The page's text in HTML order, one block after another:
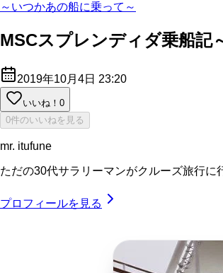
～いつかあの船に乗って～
MSCスプレンディダ乗船記
2019年10月4日 23:20
いいね！ 0
0件のいいねを見る
mr. itufune
ただの30代サラリーマンがクルーズ旅行に
プロフィールを見る